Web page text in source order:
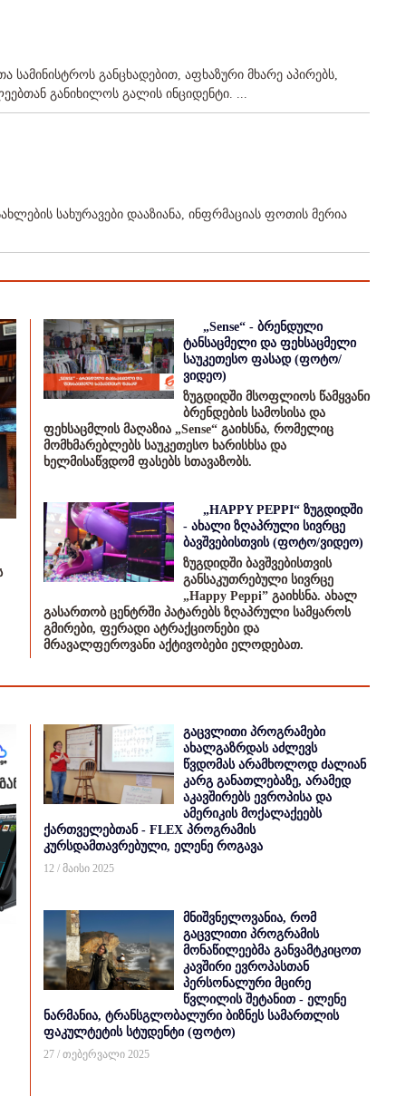
სამინისტროს განცხადებით, აფხაზური მხარე აპირებს,
განიხილოს გალის ინციდენტი. ...
სახურავები დააზიანა, ინფრმაციას ფოთის მერია
„Sense“ - ბრენდული
ტანსაცმელი და ფეხსაცმელი
საუკეთესო ფასად (ფოტო/
ვიდეო)
ზუგდიდში მსოფლიოს წამყვანი
ბრენდების სამოსისა და
ფეხსაცმლის მაღაზია „Sense“ გაიხსნა, რომელიც
მომხმარებლებს საუკეთესო ხარისხსა და
ხელმისაწვდომ ფასებს სთავაზობს.
„HAPPY PEPPI“ ზუგდიდში
- ახალი ზღაპრული სივრცე
ბავშვებისთვის (ფოტო/ვიდეო)
ზუგდიდში ბავშვებისთვის
განსაკუთრებული სივრცე
„Happy Peppi” გაიხსნა. ახალ
გასართობ ცენტრში პატარებს ზღაპრული სამყაროს
გმირები, ფერადი ატრაქციონები და
მრავალფეროვანი აქტივობები ელოდებათ.
გაცვლითი პროგრამები
ახალგაზრდას აძლევს
წვდომას არამხოლოდ ძალიან
კარგ განათლებაზე, არამედ
აკავშირებს ევროპისა და
ამერიკის მოქალაქეებს
ქართველებთან - FLEX პროგრამის
კურსდამთავრებული, ელენე როგავა
12 / მაისი 2025
მნიშვნელოვანია, რომ
გაცვლითი პროგრამის
მონაწილეებმა განვამტკიცოთ
კავშირი ევროპასთან
პერსონალური მცირე
წვლილის შეტანით - ელენე
ნარმანია, ტრანსგლობალური ბიზნეს სამართლის
ფაკულტეტის სტუდენტი (ფოტო)
27 / თებერვალი 2025